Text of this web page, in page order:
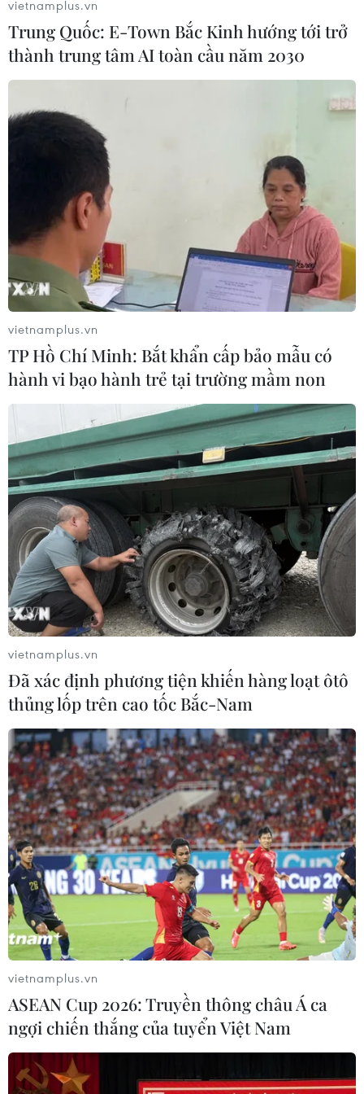
Hà Nội: 5 người trong một gia đình thoát
nạn trong đám cháy nhà
Sau khi phát hiện cháy, anh Đào Nguyên Q đã đưa các
thành viên trong gia đình lên tầng 3, rồi trèo qua ban
công để sang nhà hàng xóm nên vụ hỏa hoạn không
gây thiệt hại về người.
vietnamplus.vn
Trung Quốc: E-Town Bắc Kinh hướng tới trở
thành trung tâm AI toàn cầu năm 2030
vietnamplus.vn
TP Hồ Chí Minh: Bắt khẩn cấp bảo mẫu có
hành vi bạo hành trẻ tại trường mầm non
vietnamplus.vn
Đã xác định phương tiện khiến hàng loạt ôtô
thủng lốp trên cao tốc Bắc-Nam
vietnamplus.vn
ASEAN Cup 2026: Truyền thông châu Á ca
ngợi chiến thắng của tuyển Việt Nam